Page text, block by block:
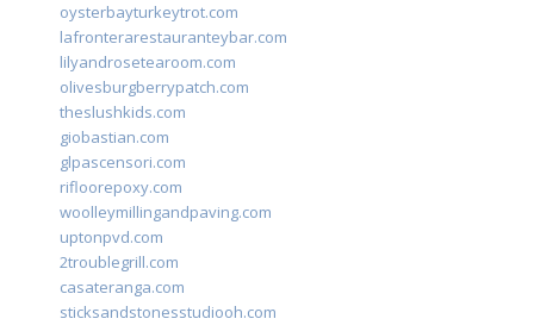
oysterbayturkeytrot.com
lafronterarestauranteybar.com
lilyandrosetearoom.com
olivesburgberrypatch.com
theslushkids.com
giobastian.com
glpascensori.com
rifloorepoxy.com
woolleymillingandpaving.com
uptonpvd.com
2troublegrill.com
casateranga.com
sticksandstonesstudiooh.com